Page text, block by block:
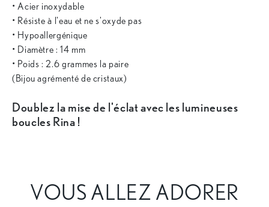
• Acier inoxydable
• Résiste à l'eau et ne s'oxyde pas
• Hypoallergénique
• Diamètre : 14 mm
• Poids : 2.6 grammes la paire
(Bijou agrémenté de cristaux)
Doublez la mise de l'éclat avec les lumineuses
boucles Rina !
VOUS ALLEZ ADORER